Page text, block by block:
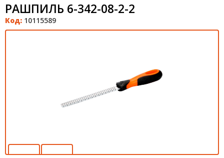
РАШПИЛЬ 6-342-08-2-2
Код: 10115589